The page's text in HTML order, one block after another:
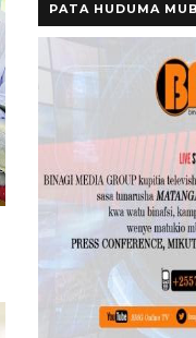
PATA HUDUMA